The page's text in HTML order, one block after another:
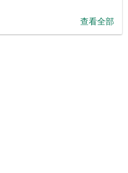
查看全部